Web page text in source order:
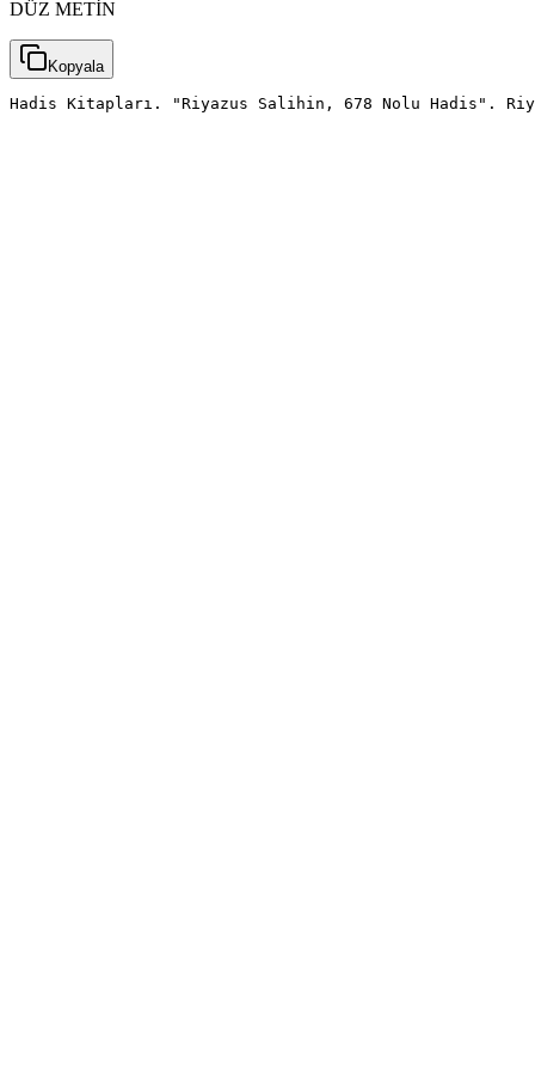
DÜZ METİN
Kopyala
Hadis Kitapları. "Riyazus Salihin, 678 Nolu Hadis".